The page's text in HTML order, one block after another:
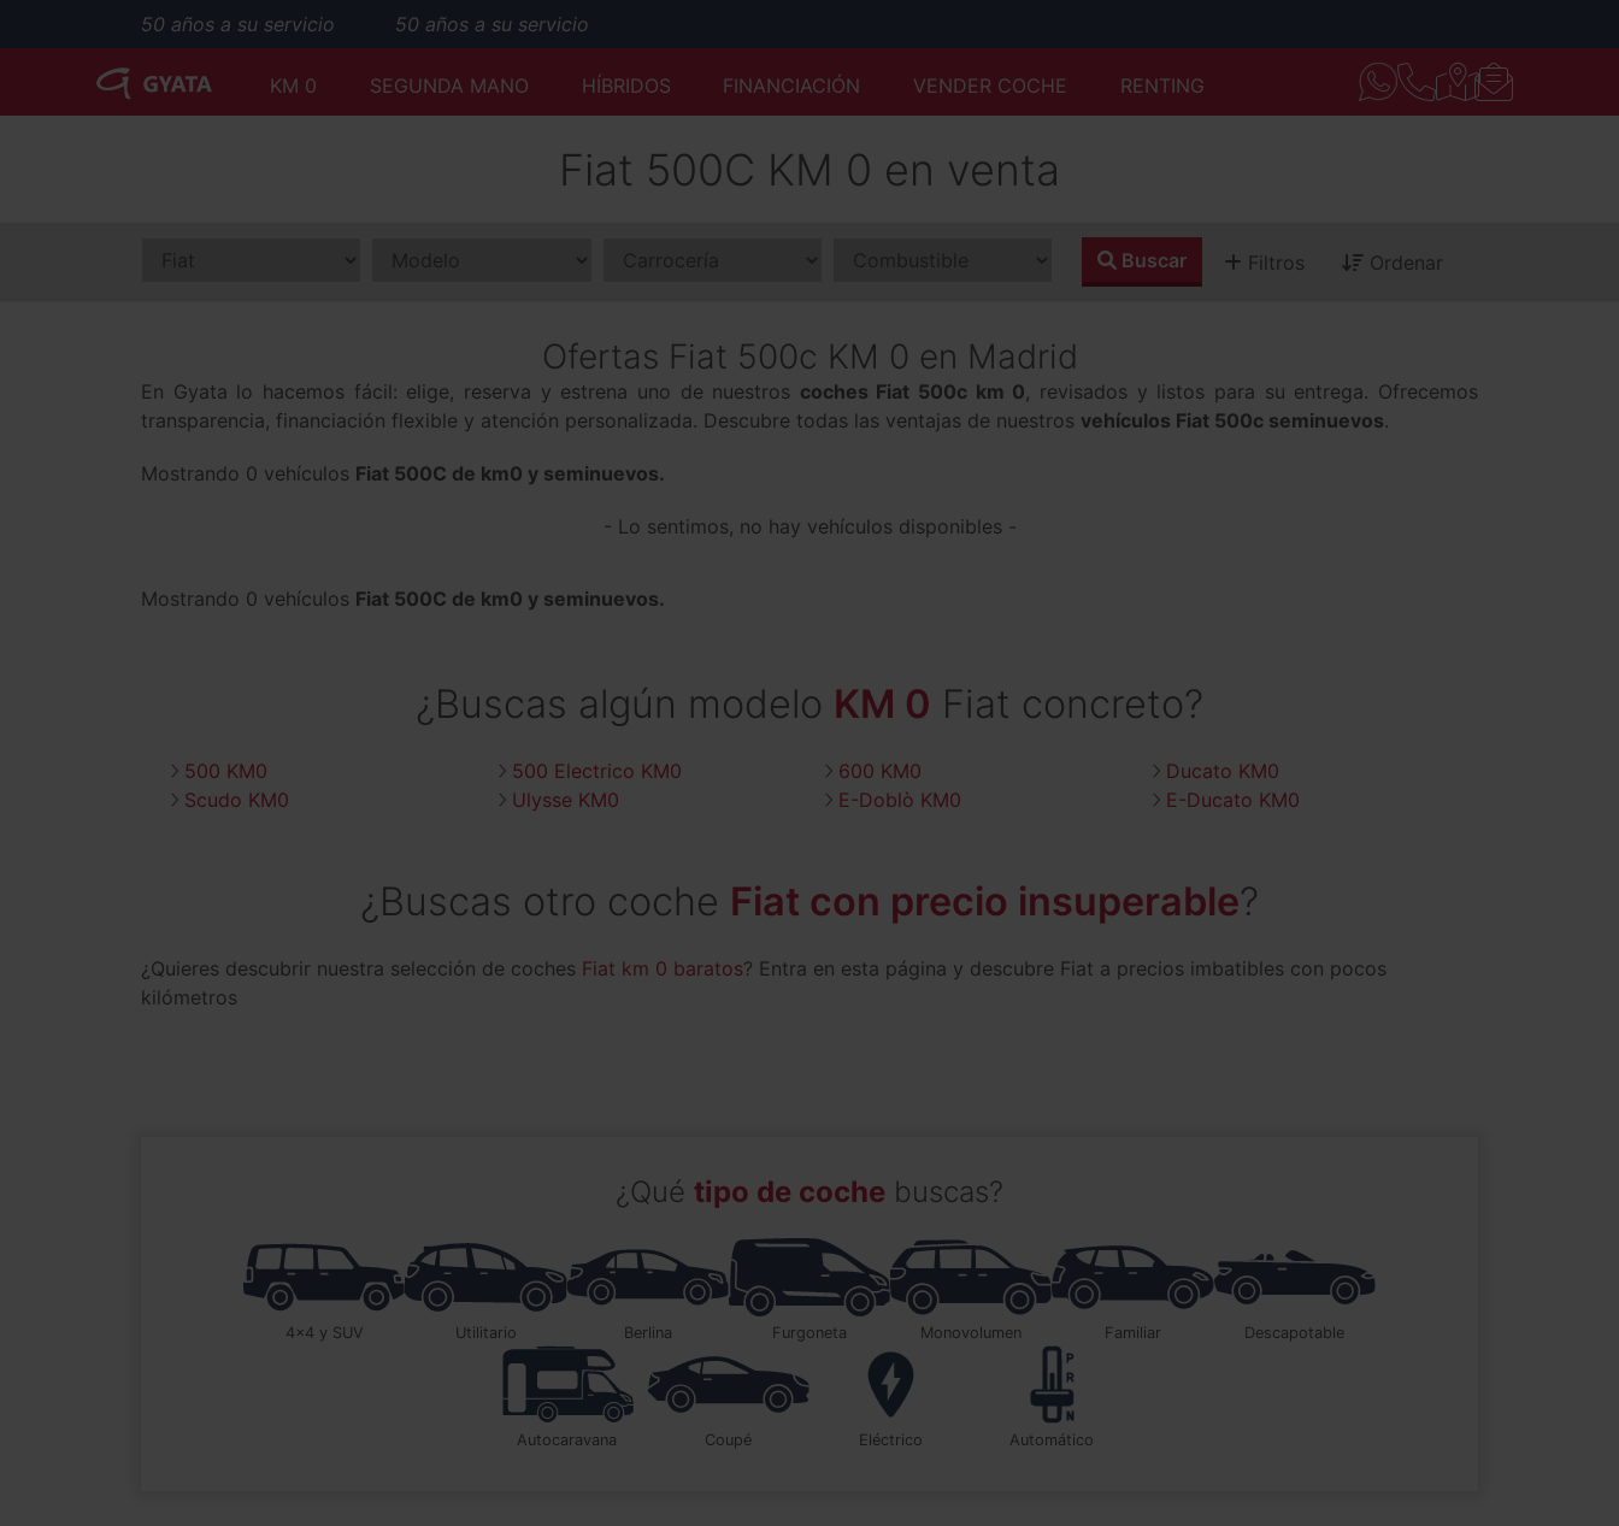
50 años a su servicio
50 años a su servicio
50 años a su servicio
KM 0 SEGUNDA MANO HÍBRIDOS FINANCIACIÓN VENDER COCHE RENTING
Fiat 500C KM 0 en venta
Buscar Filtros Ordenar
Ofertas Fiat 500c KM 0 en Madrid
En Gyata lo hacemos fácil: elige, reserva y estrena uno de nuestros coches Fiat 500c km 0, revisados y listos para su entrega. Ofrecemos
transparencia, financiación flexible y atención personalizada. Descubre todas las ventajas de nuestros vehículos Fiat 500c seminuevos.
Mostrando 0 vehículos Fiat 500C de km0 y seminuevos.
- Lo sentimos, no hay vehículos disponibles -
Mostrando 0 vehículos Fiat 500C de km0 y seminuevos.
¿Buscas algún modelo KM 0 Fiat concreto?
500 KM0 500 Electrico KM0 600 KM0
Ducato KM0
Scudo KM0
Ulysse KM0 E-Doblò KM0 E-Ducato KM0
¿Buscas otro coche Fiat con precio insuperable?
¿Quieres descubrir nuestra selección de coches Fiat km 0 baratos? Entra en esta página y descubre Fiat a precios imbatibles con pocos
kilómetros
¿Qué tipo de coche buscas?
4x4 y SUV utilitario berlina furgoneta monovolumen familiar descapotable
autocaravana coupé Eléctrico automático